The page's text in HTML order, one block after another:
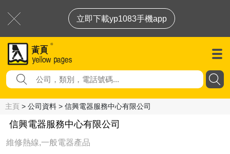
立即下載yp1083手機app
主頁 > 公司資料 > 信興電器服務中心有限公司
信興電器服務中心有限公司
維修熱線,一般電器產品